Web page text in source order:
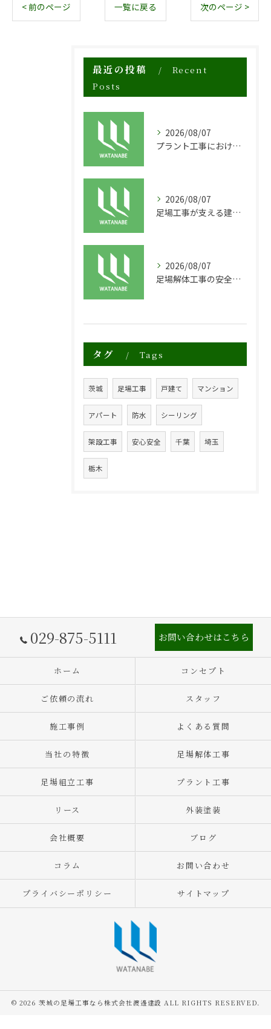
< 前のページ 一覧に戻る 次のページ >
最近の投稿
Recent
Posts
2026/08/07
プラント工事における足場工事の安全対策と施工の重要性
2026/08/07
足場工事が支える建物の長寿命化と外装塗装の重要性
2026/08/07
足場解体工事の安全性と効率化のポイント
タグ Tags
茨城 足場工事 戸建て マンション
アパート 防水 シーリング
架設工事 安心安全 千葉 埼玉
栃木
029-875-5111 お問い合わせはこちら
ホーム コンセプト
ご依頼の流れ スタッフ
施工事例 よくある質問
当社の特徴 足場解体工事
足場組立工事 プラント工事
リース 外装塗装
会社概要 ブログ
コラム お問い合わせ
プライバシーポリシー サイトマップ
© 2026 茨城の足場工事なら株式会社渡邊建設 ALL RIGHTS RESERVED.